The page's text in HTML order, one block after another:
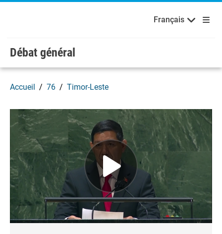
Skip to main content / navigation
Bienvenue aux Nations Unies English Français
Français
Débat général
Accueil 76 Timor-Leste